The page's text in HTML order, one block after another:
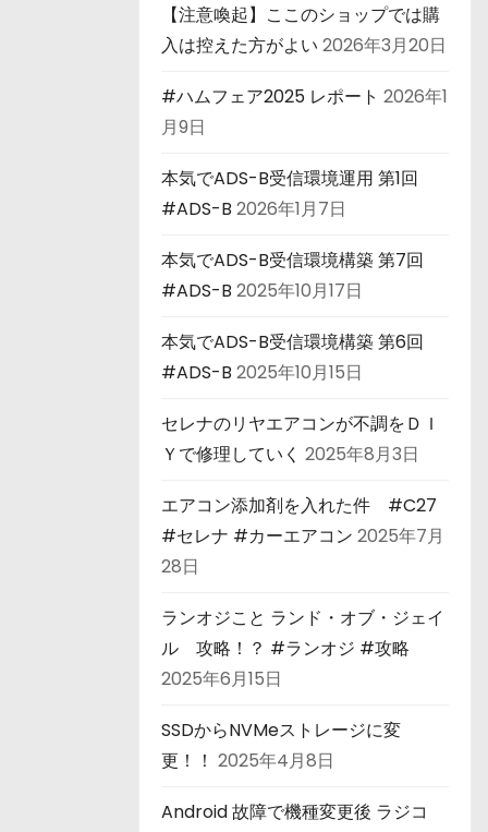
【注意喚起】ここのショップでは購
入は控えた方がよい 2026年3月20日
#ハムフェア2025 レポート 2026年1
月9日
本気でADS-B受信環境運用 第1回
#ADS-B 2026年1月7日
本気でADS-B受信環境構築 第7回
#ADS-B 2025年10月17日
本気でADS-B受信環境構築 第6回
#ADS-B 2025年10月15日
セレナのリヤエアコンが不調をＤＩ
Ｙで修理していく 2025年8月3日
エアコン添加剤を入れた件 #C27
#セレナ #カーエアコン 2025年7月
28日
ランオジこと ランド・オブ・ジェイ
ル 攻略！？ #ランオジ #攻略
2025年6月15日
SSDからNVMeストレージに変
更！！ 2025年4月8日
Android 故障で機種変更後 ラジコ